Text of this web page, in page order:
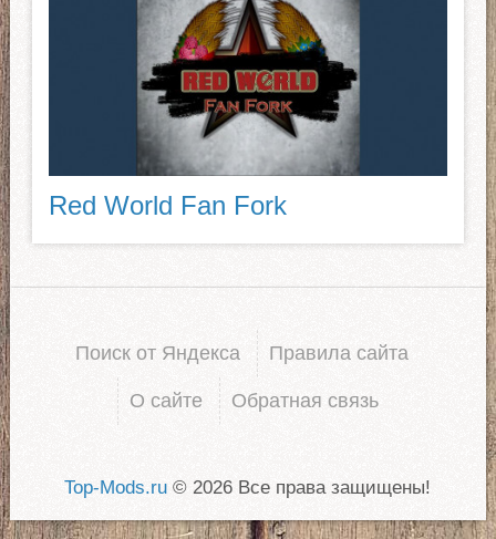
Red World Fan Fork
Поиск от Яндекса Правила сайта
О сайте Обратная связь
Top-Mods.ru © 2026 Все права защищены!